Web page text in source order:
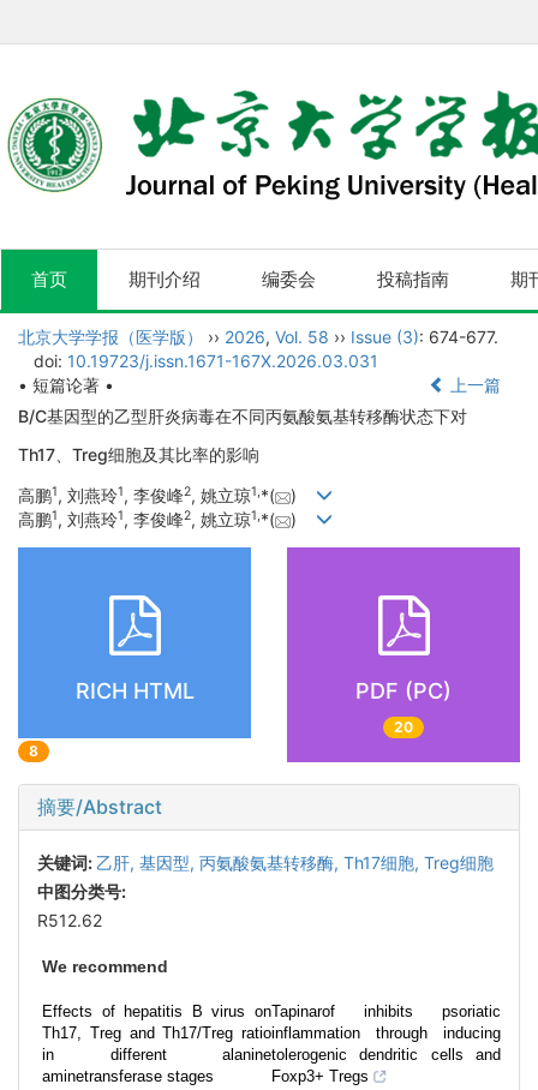
首页 期刊介绍 编委会 投稿指南 期
北京大学学报（医学版） ›› 2026, Vol. 58 ›› Issue (3): 674-677.
doi: 10.19723/j.issn.1671-167X.2026.03.031
• 短篇论著 •
上一篇
B/C基因型的乙型肝炎病毒在不同丙氨酸氨基转移酶状态下对
Th17、Treg细胞及其比率的影响
高鹏1, 刘燕玲1, 李俊峰2, 姚立琼1,*(
)
高鹏1, 刘燕玲1, 李俊峰2, 姚立琼1,*( )
RICH HTML
8
PDF (PC)
20
摘要/Abstract
关键词:乙肝, 基因型, 丙氨酸氨基转移酶, Th17细胞, Treg细胞
中图分类号:
R512.62
We recommend
Effects of hepatitis B virus on
Th17, Treg and Th17/Treg ratio
in different alanine
aminetransferase stages
Tapinarof inhibits psoriatic
inflammation through inducing
tolerogenic dendritic cells and
Foxp3+ Tregs